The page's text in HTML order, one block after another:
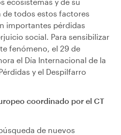
de todos estos factores
importantes pérdidas
social. Para sensibilizar
fenómeno, el 29 de
el Día Internacional de la
y el Despilfarro
coordinado por el CT
de nuevos